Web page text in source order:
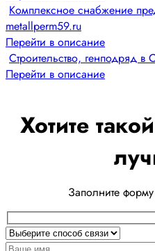
Комплексное снабжение
metallperm59.ru
Перейти в описание
Строительство, генподряд в
Перейти в описание
Хотите
Заполните